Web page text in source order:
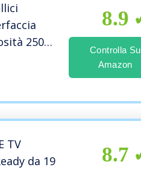
250
con
8.9
Controlla Su
Amazon
TV
da 19
8.7